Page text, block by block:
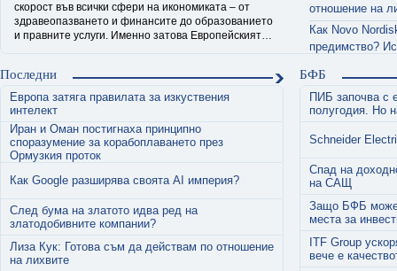
скорост във всички сфери на икономиката – от
здравеопазването и финансите до образованието
и правните услуги. Именно затова Европейският
неговото използване. Новият AI Act не е просто
поредната директива. Той поставя основите на
изцяло нов модел на регулиране, при който
акцентът не пада върху самата технология, а върху
риска, който тя създава за обществото.
отношение на
Как Novo
предимство?
Последни
Европа затяга правилата за изкуствения
интелект
Иран и Оман постигнаха принципно
споразумение за корабоплаването през
Ормузкия проток
Как Google разширява своята AI империя?
След бума на златото идва ред на
златодобивните компании?
Лиза Кук: Готова съм да действам по отношение
на лихвите
БФБ
ПИБ започва с
полугодия. Но
Schneider
Спад на
на САЩ
Защо БФБ може
места за
ITF Group
вече е